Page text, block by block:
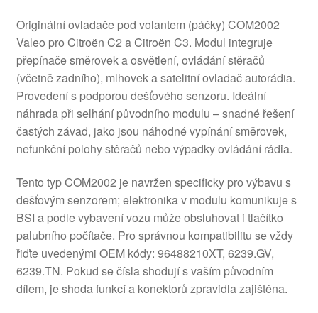
Originální ovladače pod volantem (páčky) COM2002
Valeo pro Citroën C2 a Citroën C3. Modul integruje
přepínače směrovek a osvětlení, ovládání stěračů
(včetně zadního), mlhovek a satelitní ovladač autorádia.
Provedení s podporou dešťového senzoru. Ideální
náhrada při selhání původního modulu – snadné řešení
častých závad, jako jsou náhodné vypínání směrovek,
nefunkční polohy stěračů nebo výpadky ovládání rádia.
Tento typ COM2002 je navržen specificky pro výbavu s
dešťovým senzorem; elektronika v modulu komunikuje s
BSI a podle vybavení vozu může obsluhovat i tlačítko
palubního počítače. Pro správnou kompatibilitu se vždy
řiďte uvedenými OEM kódy: 96488210XT, 6239.GV,
6239.TN. Pokud se čísla shodují s vaším původním
dílem, je shoda funkcí a konektorů zpravidla zajištěna.